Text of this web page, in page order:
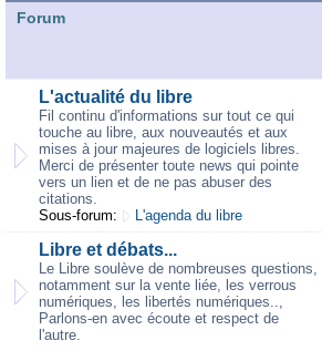
Forum
L'actualité du libre
Fil continu d'informations sur tout ce qui
touche au libre, aux nouveautés et aux
mises à jour majeures de logiciels libres.
Merci de présenter toute news qui pointe
vers un lien et de ne pas abuser des
citations.
Sous-forum:
L'agenda du libre
Libre et débats...
Le Libre soulève de nombreuses questions,
notamment sur la vente liée, les verrous
numériques, les libertés numériques..,
Parlons-en avec écoute et respect de
l'autre.